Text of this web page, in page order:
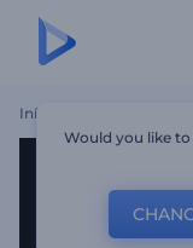
Início
Would you like